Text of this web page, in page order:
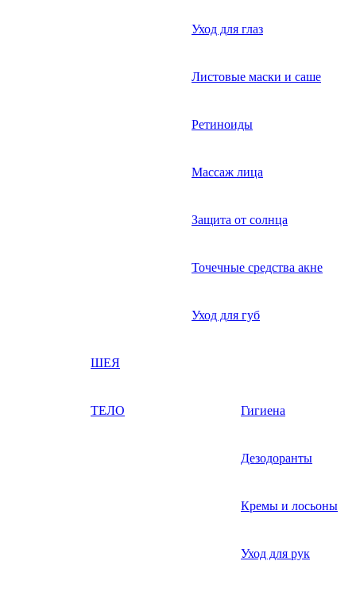
Уход для глаз
Листовые маски и саше
Ретиноиды
Массаж лица
Защита от солнца
Точечные средства акне
Уход для губ
ШЕЯ
ТЕЛО Гигиена
Дезодоранты
Кремы и лосьоны
Уход для рук